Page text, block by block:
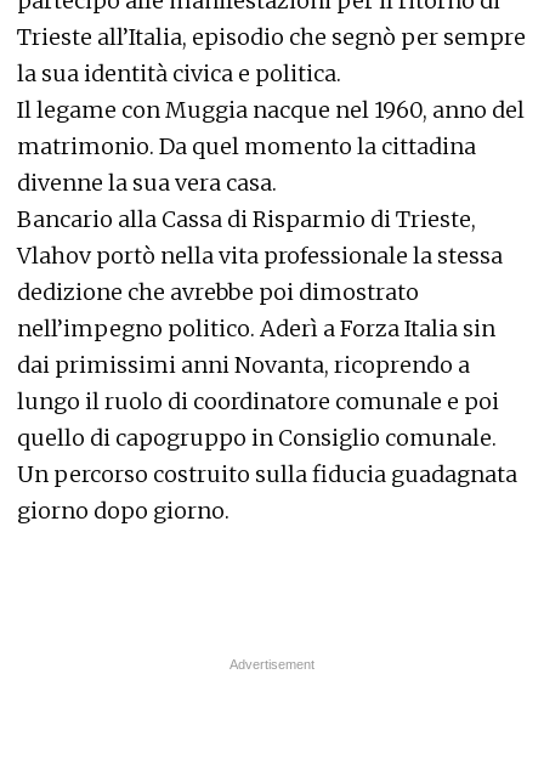
Trieste all’Italia, episodio che segnò per sempre
la sua identità civica e politica.
Il legame con Muggia nacque nel 1960, anno del
matrimonio. Da quel momento la cittadina
divenne la sua vera casa.
Bancario alla Cassa di Risparmio di Trieste,
Vlahov portò nella vita professionale la stessa
dedizione che avrebbe poi dimostrato
nell’impegno politico. Aderì a Forza Italia sin
dai primissimi anni Novanta, ricoprendo a
lungo il ruolo di coordinatore comunale e poi
quello di capogruppo in Consiglio comunale.
Un percorso costruito sulla fiducia guadagnata
giorno dopo giorno.